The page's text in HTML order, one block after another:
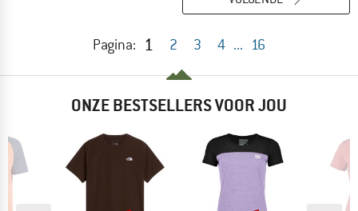
Pagina: 1 2 3 4 ... 16
ONZE BESTSELLERS VOOR JOU